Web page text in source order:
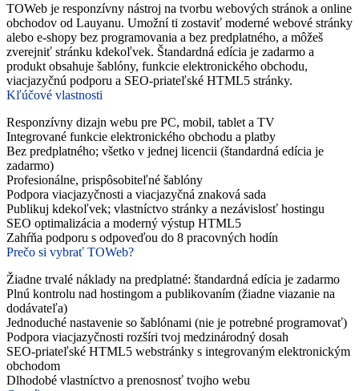
TOWeb je responzívny nástroj na tvorbu webových stránok a online
obchodov od Lauyanu. Umožní ti zostaviť moderné webové stránky
alebo e-shopy bez programovania a bez predplatného, a môžeš
zverejniť stránku kdekoľvek. Štandardná edícia je zadarmo a
produkt obsahuje šablóny, funkcie elektronického obchodu,
viacjazyčnú podporu a SEO-priateľské HTML5 stránky.
Kľúčové vlastnosti
Responzívny dizajn webu pre PC, mobil, tablet a TV
Integrované funkcie elektronického obchodu a platby
Bez predplatného; všetko v jednej licencii (štandardná edícia je
zadarmo)
Profesionálne, prispôsobiteľné šablóny
Podpora viacjazyčnosti a viacjazyčná znaková sada
Publikuj kdekoľvek; vlastníctvo stránky a nezávislosť hostingu
SEO optimalizácia a moderný výstup HTML5
Zahŕňa podporu s odpoveďou do 8 pracovných hodín
Prečo si vybrať TOWeb?
Žiadne trvalé náklady na predplatné: štandardná edícia je zadarmo
Plnú kontrolu nad hostingom a publikovaním (žiadne viazanie na
dodávateľa)
Jednoduché nastavenie so šablónami (nie je potrebné programovať)
Podpora viacjazyčnosti rozšíri tvoj medzinárodný dosah
SEO-priateľské HTML5 webstránky s integrovaným elektronickým
obchodom
Dlhodobé vlastníctvo a prenosnosť tvojho webu